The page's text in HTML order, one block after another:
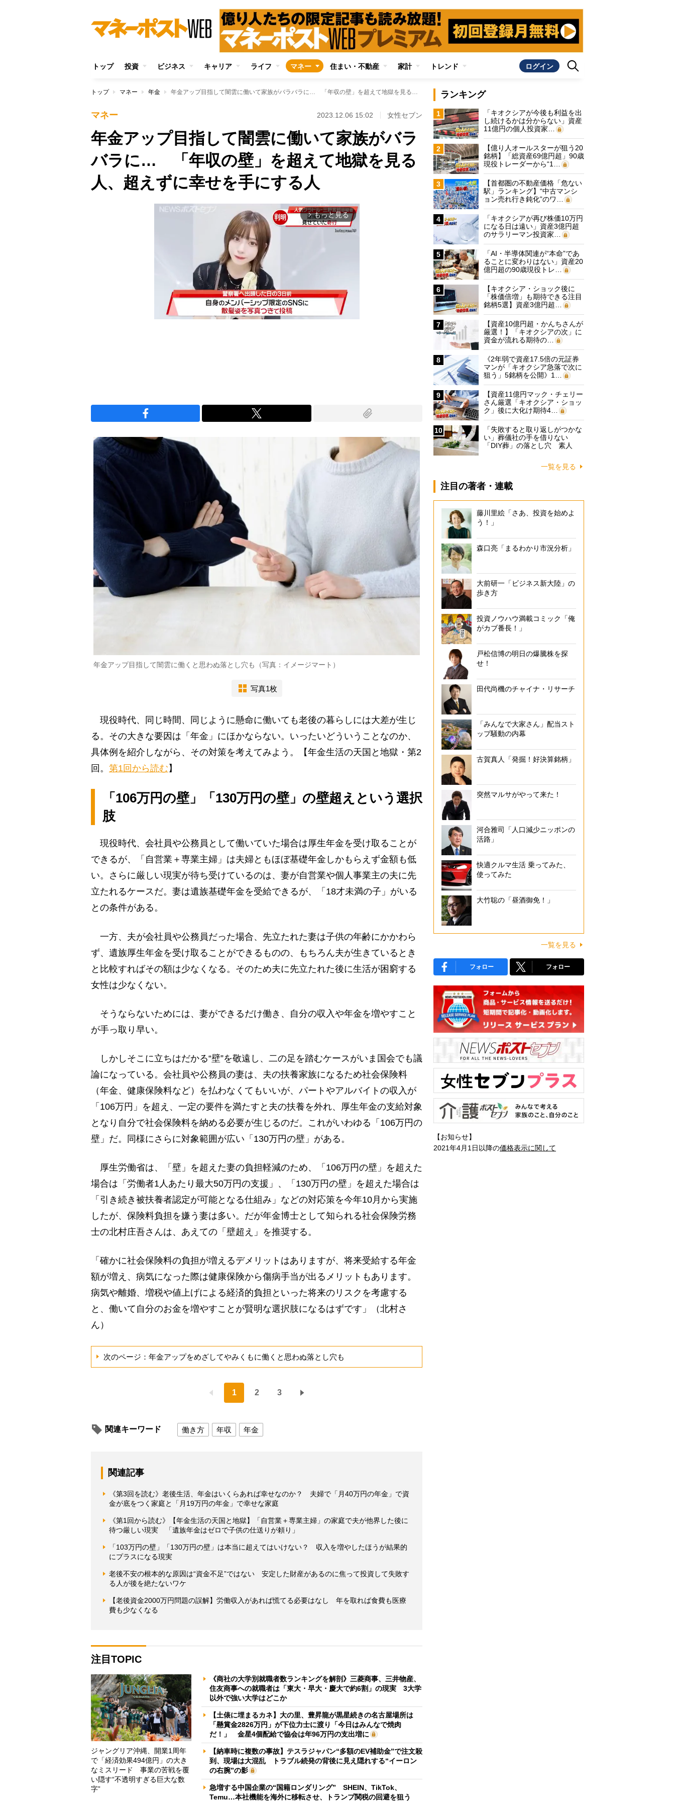
トップ 投資 ビジネス キャリア ライフ マネー 住まい・不動産 家計 トレンド ログイン
トップ マネー 年金 年金アップ目指して闇雲に働いて家族がバラバラに… 「年収の壁」を超えて地獄を見る人、超えずに幸せを手にする人
マネー 2023.12.06 15:02 女性セブン
年金アップ目指して闇雲に働いて家族がバラ
バラに… 「年収の壁」を超えて地獄を見る
人、超えずに幸せを手にする人
arrow_forward_ios もっと見る
年金アップ目指して闇雲に働くと思わぬ落とし穴も（写真：イメージマート）
写真1枚
現役時代、同じ時間、同じように懸命に働いても老後の暮らしには大差が生じ
る。その大きな要因は「年金」にほかならない。いったいどういうことなのか、
具体例を紹介しながら、その対策を考えてみよう。【年金生活の天国と地獄・第2
回。 第1回から読む 】
「106万円の壁」「130万円の壁」の壁超えという選択
肢
現役時代、会社員や公務員として働いていた場合は厚生年金を受け取ることが
できるが、「自営業＋専業主婦」は夫婦ともほぼ基礎年金しかもらえず金額も低
い。さらに厳しい現実が待ち受けているのは、妻が自営業や個人事業主の夫に先
立たれるケースだ。妻は遺族基礎年金を受給できるが、「18才未満の子」がいる
との条件がある。
一方、夫が会社員や公務員だった場合、先立たれた妻は子供の年齢にかかわら
ず、遺族厚生年金を受け取ることができるものの、もちろん夫が生きているとき
と比較すればその額は少なくなる。そのため夫に先立たれた後に生活が困窮する
女性は少なくない。
そうならないためには、妻ができるだけ働き、自分の収入や年金を増やすこと
が手っ取り早い。
しかしそこに立ちはだかる“壁”を敬遠し、二の足を踏むケースがいま国会でも議
論になっている。会社員や公務員の妻は、夫の扶養家族になるため社会保険料
（年金、健康保険料など）を払わなくてもいいが、パートやアルバイトの収入が
「106万円」を超え、一定の要件を満たすと夫の扶養を外れ、厚生年金の支給対象
となり自分で社会保険料を納める必要が生じるのだ。これがいわゆる「106万円の
壁」だ。同様にさらに対象範囲が広い「130万円の壁」がある。
厚生労働省は、「壁」を超えた妻の負担軽減のため、「106万円の壁」を超えた
場合は「労働者1人あたり最大50万円の支援」、「130万円の壁」を超えた場合は
「引き続き被扶養者認定が可能となる仕組み」などの対応策を今年10月から実施
したが、保険料負担を嫌う妻は多い。だが年金博士として知られる社会保険労務
士の北村庄吾さんは、あえての「壁超え」を推奨する。
「確かに社会保険料の負担が増えるデメリットはありますが、将来受給する年金
額が増え、病気になった際は健康保険から傷病手当が出るメリットもあります。
病気や離婚、増税や値上げによる経済的負担といった将来のリスクを考慮する
と、働いて自分のお金を増やすことが賢明な選択肢になるはずです」（北村さ
ん）
次のページ：年金アップをめざしてやみくもに働くと思わぬ落とし穴も
1 2 3
関連キーワード 働き方 年収 年金
関連記事
《第3回を読む》老後生活、年金はいくらあれば幸せなのか？ 夫婦で「月40万円の年金」で資
金が底をつく家庭と「月19万円の年金」で幸せな家庭
《第1回から読む》【年金生活の天国と地獄】「自営業＋専業主婦」の家庭で夫が他界した後に
待つ厳しい現実 「遺族年金はゼロで子供の仕送りが頼り」
「103万円の壁」「130万円の壁」は本当に超えてはいけない？ 収入を増やしたほうが結果的
にプラスになる現実
老後不安の根本的な原因は“資金不足”ではない 安定した財産があるのに焦って投資して失敗す
る人が後を絶たないワケ
【老後資金2000万円問題の誤解】労働収入があれば慌てる必要はなし 年を取れば食費も医療
費も少なくなる
注目TOPIC
ジャングリア沖縄、開業1周年
で「経済効果494億円」の大き
なミスリード 事業の苦戦を覆
い隠す“不透明すぎる巨大な数
字”
《商社の大学別就職者数ランキングを解剖》三菱商事、三井物産、
住友商事への就職者は「東大・早大・慶大で約6割」の現実 3大学
以外で強い大学はどこか
【土俵に埋まるカネ】大の里、豊昇龍が黒星続きの名古屋場所は
「懸賞金2826万円」が下位力士に渡り「今日はみんなで焼肉
だ！」 金星4個配給で協会は年96万円の支出増に
【納車時に複数の事故】テスラジャパン“多額のEV補助金”で注文殺
到、現場は大混乱 トラブル続発の背後に見え隠れする“イーロン
の右腕”の影
急増する中国企業の“国籍ロンダリング” SHEIN、TikTok、
Temu…本社機能を海外に移転させ、トランプ関税の回避を狙う
ランキング
1
「キオクシアが今後も利益を出
し続けるかは分からない」資産
11億円の個人投資家…
2
【億り人オールスターが狙う20
銘柄】「総資産69億円超」90歳
現役トレーダーから“1…
3
【首都圏の不動産価格「危ない
駅」ランキング】“中古マンシ
ョン売れ行き鈍化”のワ…
4
「キオクシアが再び株価10万円
になる日は遠い」資産3億円超
のサラリーマン投資家…
5
「AI・半導体関連が“本命”であ
ることに変わりはない」資産20
億円超の90歳現役トレ…
6
【キオクシア・ショック後に
「株価倍増」も期待できる注目
銘柄5選】資産3億円超…
7
【資産10億円超・かんちさんが
厳選！】「キオクシアの次」に
資金が流れる期待の…
8
《2年弱で資産17.5倍の元証券
マンが「キオクシア急落で次に
狙う」5銘柄を公開》1…
9
【資産11億円マック・チェリー
さん厳選「キオクシア・ショッ
ク」後に大化け期待4…
10
「失敗すると取り返しがつかな
い」葬儀社の手を借りない
「DIY葬」の落とし穴 素人
一覧を見る
注目の著者・連載
藤川里絵「さあ、投資を始めよ
う！」
森口亮「まるわかり市況分析」
大前研一「ビジネス新大陸」の
歩き方
投資ノウハウ満載コミック「俺
がカブ番長！」
戸松信博の明日の爆騰株を探
せ！
田代尚機のチャイナ・リサーチ
「みんなで大家さん」配当スト
ップ騒動の内幕
古賀真人「発掘！好決算銘柄」
突然マルサがやって来た！
河合雅司「人口減少ニッポンの
活路」
快適クルマ生活 乗ってみた、
使ってみた
大竹聡の「昼酒御免！」
一覧を見る
フォロー フォロー
【お知らせ】
2021年4月1日以降の価格表示に関して